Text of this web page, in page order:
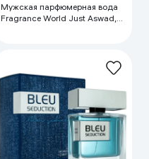
Мужская парфюмерная вода
Fragrance World Just Aswad,